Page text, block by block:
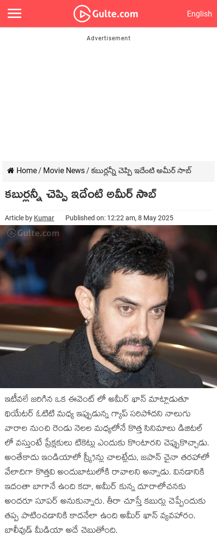
English
Home/ Movie News/ కబుర్లన్నీ చెప్పి ఇదేంటి అమీర్ సాబ్
కబుర్లన్నీ చెప్పి ఇదేంటి అమీర్ సాబ్
Article by Kumar Published on: 12:22 am, 8 May 2025
ఇటీవలే జరిగిన ఒక ఈవెంట్ లో అమీర్ ఖాన్ మాట్లాడుతూ
థియేటర్ ఓటిటి మధ్య ఇప్పుడున్న గ్యాప్ సరిపోదని నాలుగు
వారాల నుంచి రెండు నెలల మధ్యలోనే కొత్త సినిమాలు డిజిటల్
లో వస్తుంటే ప్రేక్షకులు టికెట్లు ఎందుకు కొంటారని చెప్పుకొచ్చాడు.
అంతేకాదు ఇండియాలో స్క్రీన్లు చాలట్లేదు, జపాన్ చైనా తరహాలో
వేలాదిగా కొత్తవి అందుబాటులోకి రావాలని అన్నాడు. వినడానికి
ఇదంతా బాగానే ఉంది కదా, అమీర్ కున్న దూరాలోచనకు
అందరూ సూపర్ అనుకున్నారు. తీరా చూస్తే కబుర్లు చెప్పేందుకు
తప్ప పాటించడానికి కాదనేలా ఉంది అమీర్ ఖాన్ వ్యవహారం.
బాలీవుడ్ మీడియా అదే చెబుతోంది.